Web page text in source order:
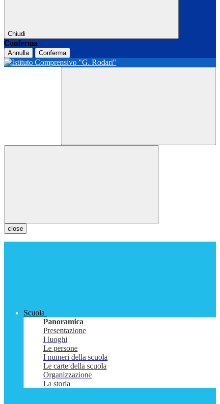
Chiudi
Conferma
Annulla Conferma
close
Scuola
Panoramica
Presentazione
I luoghi
Le persone
I numeri della scuola
Le carte della scuola
Organizzazione
La storia